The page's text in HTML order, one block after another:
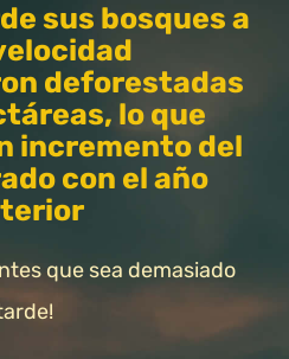
sus bosques a
deforestadas
lo que
incremento del
con el año
que sea demasiado